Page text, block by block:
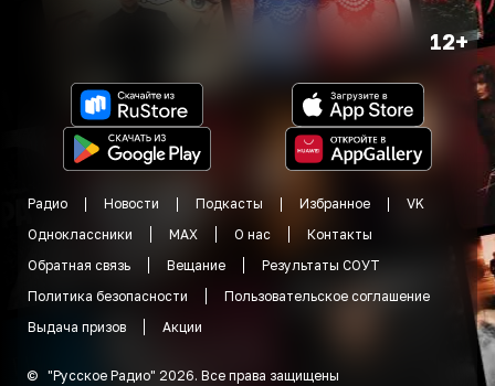
12+
Радио Новости Подкасты Избранное
VK
Одноклассники
MAX О нас
Контакты
Обратная связь
Вещание
Результаты СОУТ
Политика безопасности
Пользовательское соглашение
Выдача призов
Акции
© "Русское Радио" 2026. Все права защищены